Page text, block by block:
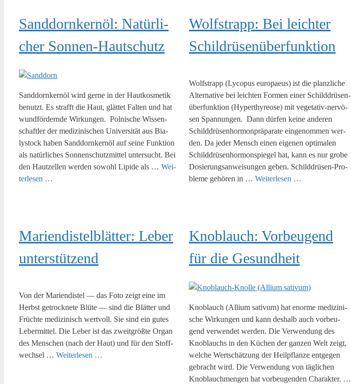
Sand­dorn­kern­öl: Natür­li­
cher Sonnen-Hautschutz
Sand­dorn­kern­öl wird ger­ne in der Haut­kos­me­tik
benutzt. Es strafft die Haut, glät­tet Fal­ten und hat
wund­för­dern­de Wir­kun­gen. Pol­ni­sche Wis­sen­
schaft­ler der medi­zi­ni­schen Uni­ver­si­tät aus Bia­
lystock haben Sand­dorn­kern­öl auf sei­ne Funk­ti­on
als natür­li­ches Son­nen­schutz­mit­tel unter­sucht. Bei
den Haut­zel­len wer­den sowohl Lipi­de als … Wei­
ter­le­sen …
Wolfs­trapp: Bei leich­ter
Schildrüsenüberfunktion
Wolfs­trapp (Lyco­pus euro­paeus) ist die planz­li­che
Alter­na­ti­ve bei leich­ten For­men einer Schild­drü­sen­
über­funk­ti­on (Hyper­thy­reo­se) mit vege­­ta­­tiv-ner­­vö­­
sen Span­nun­gen. Dann dür­fen kei­ne ande­ren
Schild­drü­sen­hor­mon­prä­pa­ra­te ein­ge­nom­men wer­
den. Da jeder Mensch einen eige­nen opti­ma­len
Schild­drü­sen­hor­mon­spie­gel hat, kann es nur gro­be
Dosie­rungs­an­wei­sun­gen geben. Schil­d­­drü­­sen-Pro­­
b­le­­me gehö­ren in … Wei­ter­le­sen …
Mari­en­dis­tel­blät­ter: Leber
unterstützend
Von der Mari­en­dis­tel — das Foto zeigt eine im
Herbst getrock­ne­te Blü­te — sind die Blät­ter und
Früch­te medi­zi­nisch wert­voll. Sie sind ein gutes
Leber­mit­tel. Die Leber ist das zweit­größ­te Organ
des Men­schen (nach der Haut) und für den Stoff­
wech­sel … Wei­ter­le­sen …
Knob­lauch: Vor­beu­gend
für die Gesundheit
Knob­lauch (Alli­um sati­vum) hat enor­me medi­zi­ni­
sche Wir­kun­gen und kann des­halb auch vor­beu­
gend ver­wen­det wer­den. Die Ver­wen­dung des
Knob­lauchs in den Küchen der gan­zen Welt zeigt,
wel­che Wert­schät­zung der Heil­pflan­ze ent­ge­gen
gebracht wird. Die Ver­wen­dung von täg­li­chen
Knob­lauch­men­gen hat vor­beu­gen­den Cha­rak­ter. …